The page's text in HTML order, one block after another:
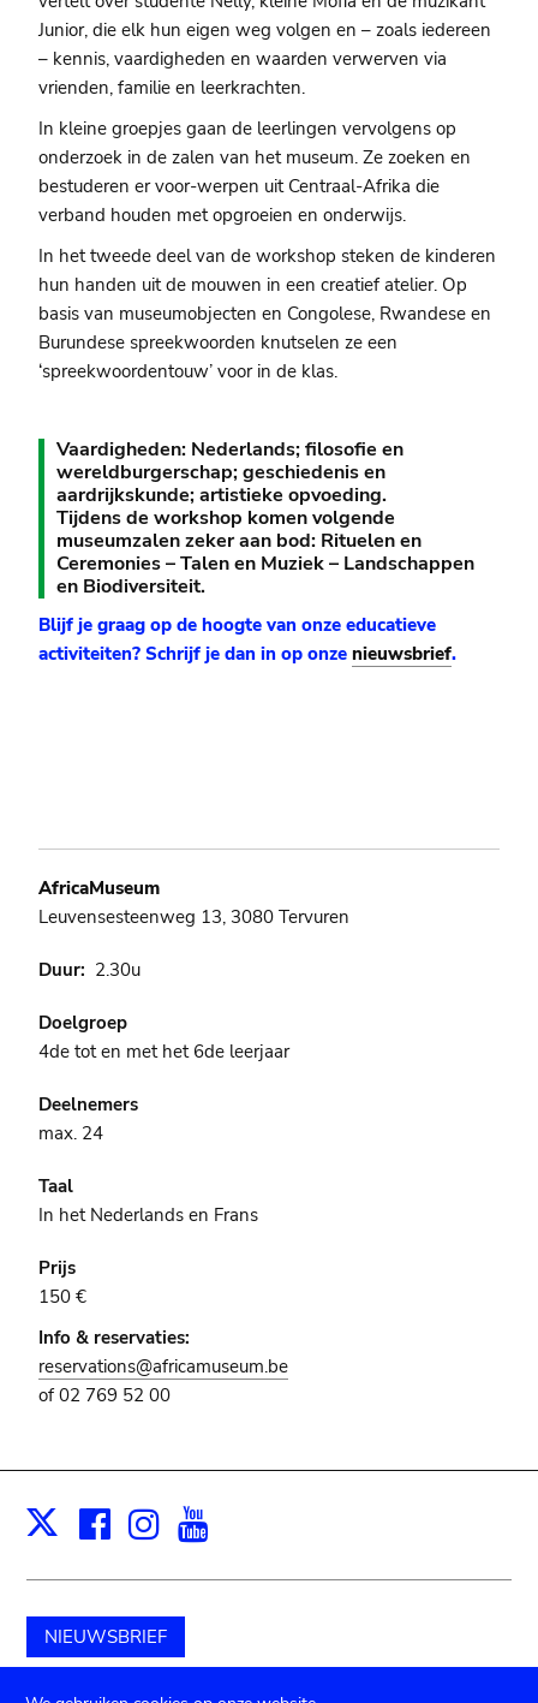
Junior, die elk hun eigen weg volgen en – zoals iedereen
– kennis, vaardigheden en waarden verwerven via
vrienden, familie en leerkrachten.
In kleine groepjes gaan de leerlingen vervolgens op
onderzoek in de zalen van het museum. Ze zoeken en
bestuderen er voor-werpen uit Centraal-Afrika die
verband houden met opgroeien en onderwijs.
In het tweede deel van de workshop steken de kinderen
hun handen uit de mouwen in een creatief atelier. Op
basis van museumobjecten en Congolese, Rwandese en
Burundese spreekwoorden knutselen ze een
‘spreekwoordentouw’ voor in de klas.
Vaardigheden: Nederlands; filosofie en
wereldburgerschap; geschiedenis en
aardrijkskunde; artistieke opvoeding.
Tijdens de workshop komen volgende
museumzalen zeker aan bod: Rituelen en
Ceremonies – Talen en Muziek – Landschappen
en Biodiversiteit.
Blijf je graag op de hoogte van onze educatieve
activiteiten? Schrijf je dan in op onzenieuwsbrief.
AfricaMuseum
Leuvensesteenweg 13, 3080 Tervuren
Duur 2.30u
Doelgroep
4de tot en met het 6de leerjaar
Deelnemers
max. 24
Taal
In het Nederlands en Frans
Prijs
150 €
Info & reservaties:
reservations@africamuseum.be
of 02 769 52 00
X Facebook
Instagram
NIEUWSBRIEF
Schenk aan het museum